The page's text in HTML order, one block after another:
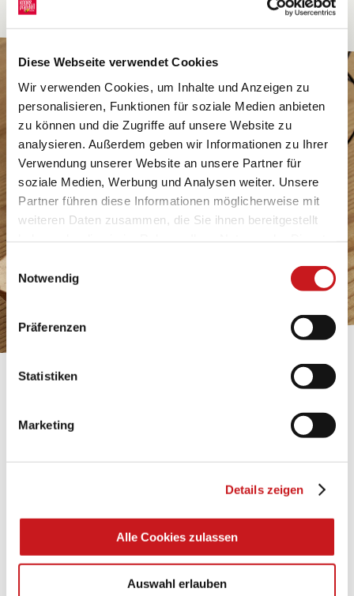
Diese Webseite verwendet Cookies
Wir verwenden Cookies, um Inhalte und Anzeigen zu
personalisieren, Funktionen für soziale Medien anbieten
zu können und die Zugriffe auf unsere Website zu
analysieren. Außerdem geben wir Informationen zu Ihrer
Verwendung unserer Website an unsere Partner für
soziale Medien, Werbung und Analysen weiter. Unsere
Partner führen diese Informationen möglicherweise mit
weiteren Daten zusammen, die Sie ihnen bereitgestellt
Datenschutzhinweisen
mehr darüber, wer wir sind, wie
personenbezogene Daten verarbeiten. Hier geht’s zum
Impressum.
Notwendig
Präferenzen
Statistiken
Marketing
Details zeigen
Alle Cookies zulassen
Auswahl erlauben
Zum Tipp
Zu allen Tipps